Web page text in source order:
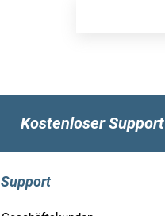
Kostenloser Support
Support